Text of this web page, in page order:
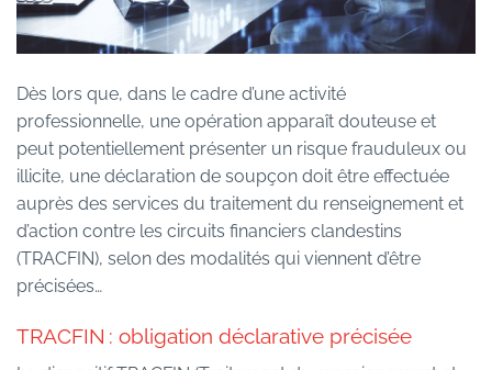
Dès lors que, dans le cadre d’une activité
professionnelle, une opération apparaît douteuse et
peut potentiellement présenter un risque frauduleux ou
illicite, une déclaration de soupçon doit être effectuée
auprès des services du traitement du renseignement et
d’action contre les circuits financiers clandestins
(TRACFIN), selon des modalités qui viennent d’être
précisées…
TRACFIN : obligation déclarative précisée